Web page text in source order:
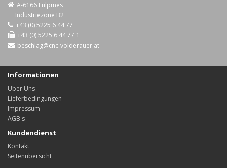
A-6166 Fulpmes
Industriezone B2
+43 (0) 5225 6 44 77
+43 (0) 5225 6 44 77 1
beschlag@cnc-volderauer.at
Informationen
Über Uns
Lieferbedingungen
Impressum
AGB's
Kundendienst
Kontakt
Seitenübersicht